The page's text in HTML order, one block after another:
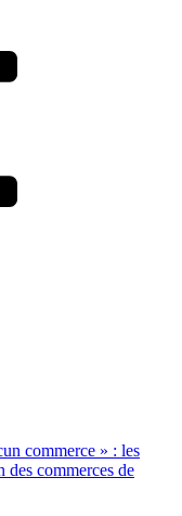
commerce » : les
des commerces de